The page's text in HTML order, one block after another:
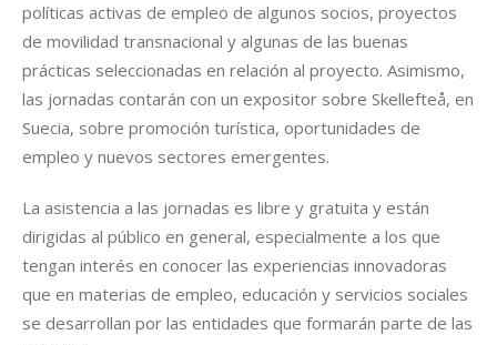
políticas activas de empleo de algunos socios, proyectos
de movilidad transnacional y algunas de las buenas
prácticas seleccionadas en relación al proyecto. Asimismo,
las jornadas contarán con un expositor sobre Skellefteå, en
Suecia, sobre promoción turística, oportunidades de
empleo y nuevos sectores emergentes.
La asistencia a las jornadas es libre y gratuita y están
dirigidas al público en general, especialmente a los que
tengan interés en conocer las experiencias innovadoras
que en materias de empleo, educación y servicios sociales
se desarrollan por las entidades que formarán parte de las